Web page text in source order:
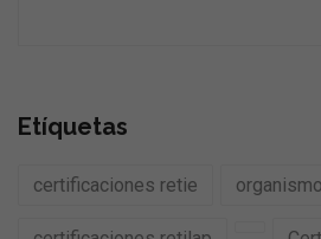
Etíquetas
certificaciones retie